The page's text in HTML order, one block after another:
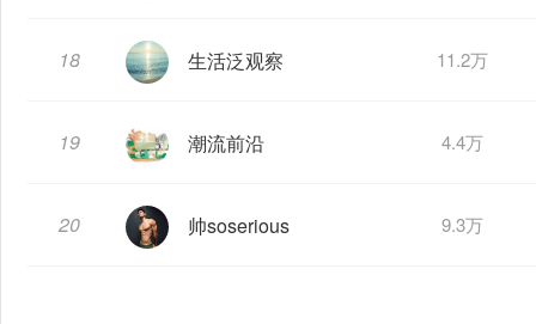
18 生活泛观察 11.2万
19 潮流前沿 4.4万
20 帅soserious 9.3万